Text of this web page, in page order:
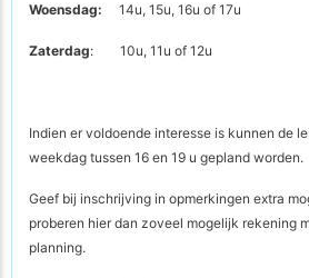
Woensdag: 14u, 15u, 16u of 17u
Zaterdag: 10u, 11u of 12u
Indien er voldoende interesse is kunnen de
weekdag tussen 16 en 19 u gepland worden.
Geef bij inschrijving in opmerkingen extra
proberen hier dan zoveel mogelijk rekening
planning.